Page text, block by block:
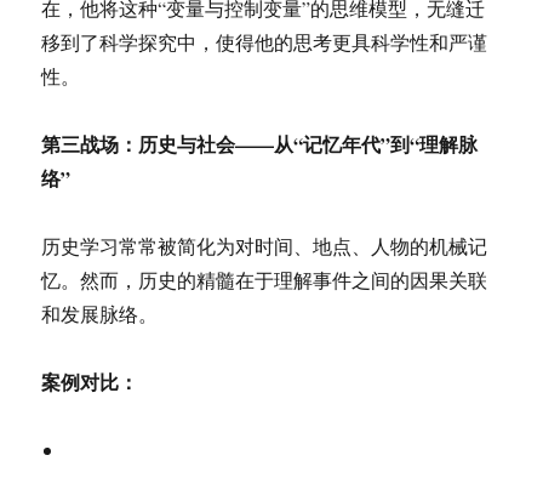
在，他将这种“变量与控制变量”的思维模型，无缝迁
移到了科学探究中，使得他的思考更具科学性和严谨
性。
第三战场：历史与社会——从“记忆年代”到“理解脉
络”
历史学习常常被简化为对时间、地点、人物的机械记
忆。然而，历史的精髓在于理解事件之间的因果关联
和发展脉络。
案例对比：